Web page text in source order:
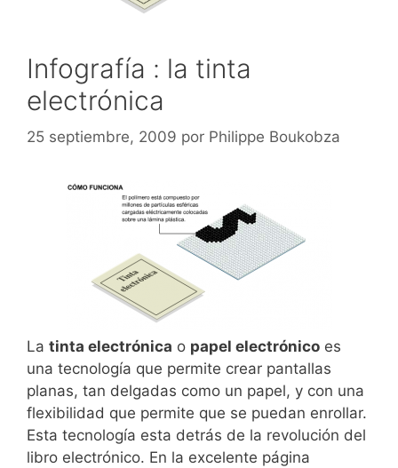
Infografía : la tinta
electrónica
25 septiembre, 2009 por Philippe Boukobza
La tinta electrónica o papel electrónico es
una tecnología que permite crear pantallas
planas, tan delgadas como un papel, y con una
flexibilidad que permite que se puedan enrollar.
Esta tecnología esta detrás de la revolución del
libro electrónico. En la excelente página